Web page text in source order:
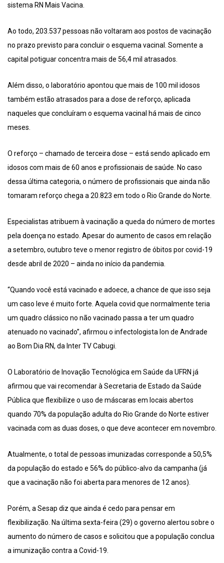
sistema RN Mais Vacina.
Ao todo, 203.537 pessoas não voltaram aos postos de vacinação
no prazo previsto para concluir o esquema vacinal. Somente a
capital potiguar concentra mais de 56,4 mil atrasados.
Além disso, o laboratório apontou que mais de 100 mil idosos
também estão atrasados para a dose de reforço, aplicada
naqueles que concluíram o esquema vacinal há mais de cinco
meses.
O reforço – chamado de terceira dose – está sendo aplicado em
idosos com mais de 60 anos e profissionais de saúde. No caso
dessa última categoria, o número de profissionais que ainda não
tomaram reforço chega a 20.823 em todo o Rio Grande do Norte.
Especialistas atribuem à vacinação a queda do número de mortes
pela doença no estado. Apesar do aumento de casos em relação
a setembro, outubro teve o menor registro de óbitos por covid-19
desde abril de 2020 – ainda no início da pandemia.
“Quando você está vacinado e adoece, a chance de que isso seja
um caso leve é muito forte. Aquela covid que normalmente teria
um quadro clássico no não vacinado passa a ter um quadro
atenuado no vacinado”, afirmou o infectologista Ion de Andrade
ao Bom Dia RN, da Inter TV Cabugi.
O Laboratório de Inovação Tecnológica em Saúde da UFRN já
afirmou que vai recomendar à Secretaria de Estado da Saúde
Pública que flexibilize o uso de máscaras em locais abertos
quando 70% da população adulta do Rio Grande do Norte estiver
vacinada com as duas doses, o que deve acontecer em novembro.
Atualmente, o total de pessoas imunizadas corresponde a 50,5%
da população do estado e 56% do público-alvo da campanha (já
que a vacinação não foi aberta para menores de 12 anos).
Porém, a Sesap diz que ainda é cedo para pensar em
flexibilização. Na última sexta-feira (29) o governo alertou sobre o
aumento do número de casos e solicitou que a população conclua
a imunização contra a Covid-19.